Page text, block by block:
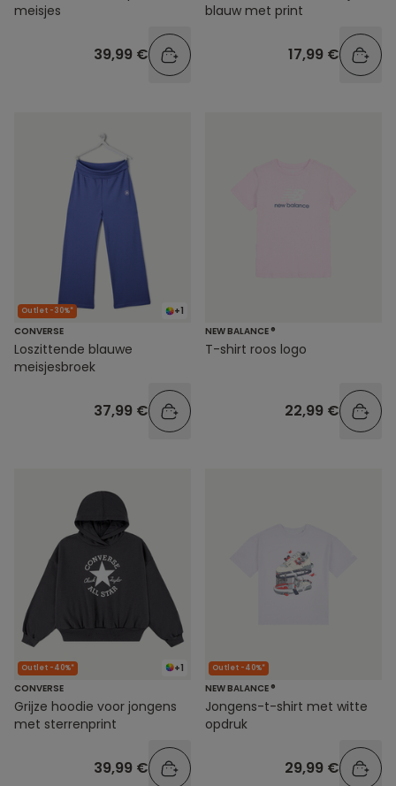
meisjes
39,99 €
blauw met print
17,99 €
+1
Outlet -30%*
CONVERSE
Loszittende blauwe
meisjesbroek
37,99 €
NEW BALANCE ®
T-shirt roos logo
22,99 €
+1
Outlet -40%*
CONVERSE
Grijze hoodie voor jongens
met sterrenprint
39,99 €
Outlet -40%*
NEW BALANCE ®
Jongens-t-shirt met witte
opdruk
29,99 €